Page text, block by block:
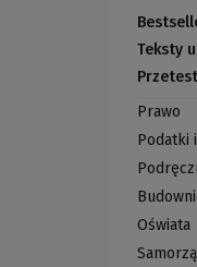
Teksty
(Nowe
okno)
(Link
do
innej
strony)
Prawo
Podatki
Oświata